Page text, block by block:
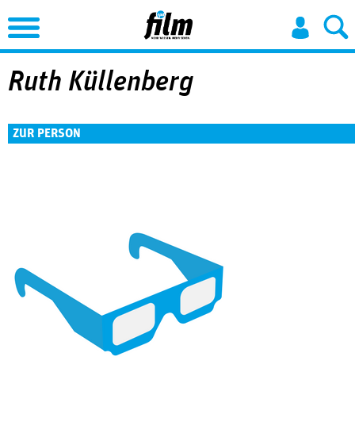
Jump to Navigation
Ruth Küllenberg
ZUR PERSON